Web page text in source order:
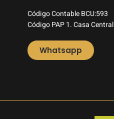
Código Contable BCU:593
Código PAP 1. Casa Central
Whatsapp